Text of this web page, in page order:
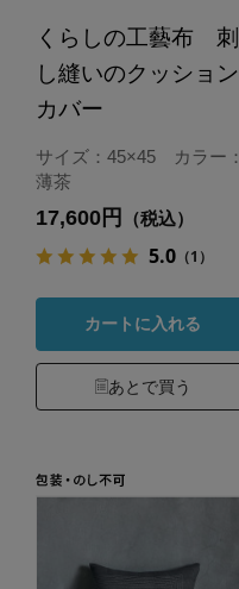
くらしの工藝布 刺
し縫いのクッション
カバー
サイズ：45×45 カラー：
薄茶
17,600円 （税込）
5.0（1）
カートに入れる
あとで買う